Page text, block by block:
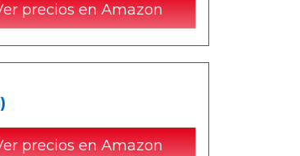
precios en Amazon
precios en Amazon